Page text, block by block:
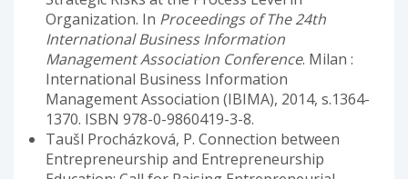
Organization. In Proceedings of The 24th
International Business Information
Management Association Conference. Milan :
International Business Information
Management Association (IBIMA), 2014, s.1364-
1370. ISBN 978-0-9860419-3-8.
Taušl Procházková, P. Connection between
Entrepreneurship and Entrepreneurship